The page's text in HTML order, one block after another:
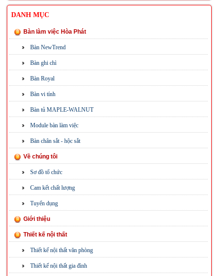
DANH MỤC
Bàn làm việc Hòa Phát
Bàn NewTrend
Bàn ghi chì
Bàn Royal
Bàn vi tính
Bàn tủ MAPLE-WALNUT
Module bàn làm việc
Bàn chân sắt - hộc sắt
Về chúng tôi
Sơ đồ tổ chức
Cam kết chất lượng
Tuyển dụng
Giới thiệu
Thiết kế nội thất
Thiết kế nội thất văn phòng
Thiết kế nội thất gia đình